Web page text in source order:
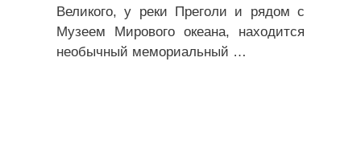
Великого, у реки Преголи и рядом с
Музеем Мирового океана, находится
необычный мемориальный …